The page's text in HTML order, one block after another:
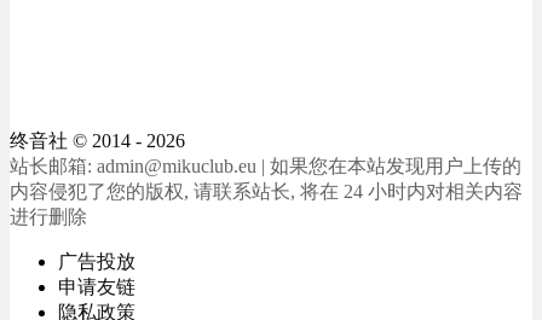
终音社 © 2014 - 2026
站长邮箱: admin@mikuclub.eu | 如果您在本站发现用户上传的
内容侵犯了您的版权, 请联系站长, 将在 24 小时内对相关内容
进行删除
广告投放
申请友链
隐私政策